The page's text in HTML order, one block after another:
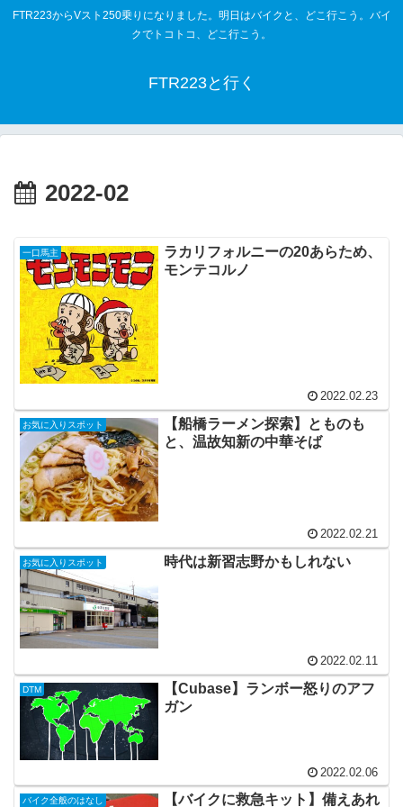
FTR223からVスト250乗りになりました。明日はバイクと、どこ行こう。バイ
クでトコトコ、どこ行こう。
FTR223と行く
2022-02
一口馬主
ラカリフォルニーの20あらため、
モンテコルノ
2022.02.23
お気に入りスポット
【船橋ラーメン探索】とものも
と、温故知新の中華そば
2022.02.21
お気に入りスポット 時代は新習志野かもしれない
2022.02.11
DTM
【Cubase】ランボー怒りのアフ
ガン
2022.02.06
バイク全般のはなし 【バイクに救急キット】備えあれ